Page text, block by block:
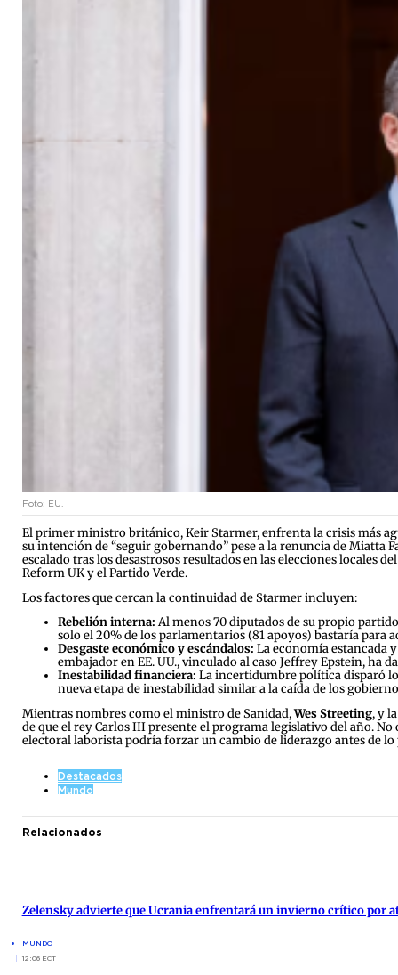
Foto: EU.
El primer ministro británico, Keir Starmer, enfrenta la crisis más
su intención de “seguir gobernando” pese a la renuncia de Miatta
escalado tras los desastrosos resultados en las elecciones locales
Reform UK y el Partido Verde.
Los factores que cercan la continuidad de Starmer incluyen:
Rebelión interna: Al menos 70 diputados de su propio
solo el 20% de los parlamentarios (81 apoyos) bastaría para
Desgaste económico y escándalos: La economía estancada
embajador en EE. UU., vinculado al caso Jeffrey Epstein, ha
Inestabilidad financiera: La incertidumbre política disparó
nueva etapa de inestabilidad similar a la caída de los
Mientras nombres como el ministro de Sanidad,Wes Streeting, y
de que el rey Carlos III presente el programa legislativo del año.
electoral laborista podría forzar un cambio de liderazgo antes de lo
Destacados
Mundo
Relacionados
Zelensky advierte que Ucrania enfrentará un invierno crítico por
MUNDO
12:06 ECT